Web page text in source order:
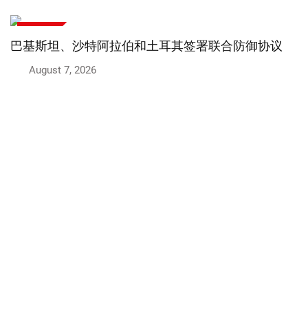
总理与中国大使讨论政治和议会事务
August 7, 2026